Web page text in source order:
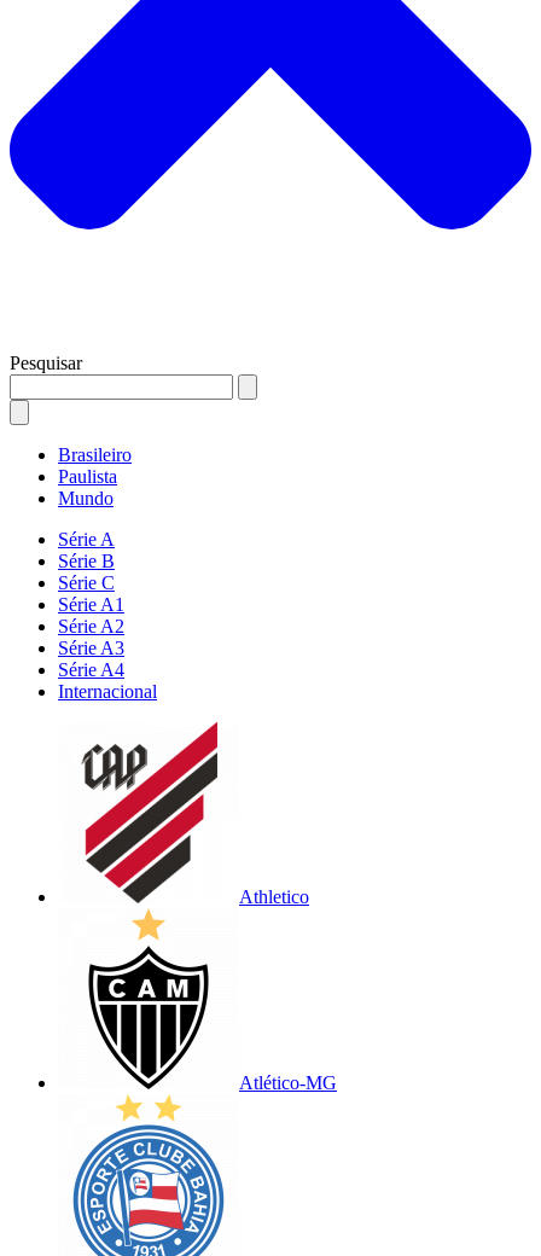
Pesquisar
Brasileiro
Paulista
Mundo
Série A
Série B
Série C
Série A1
Série A2
Série A3
Série A4
Internacional
Athletico
Atlético-MG